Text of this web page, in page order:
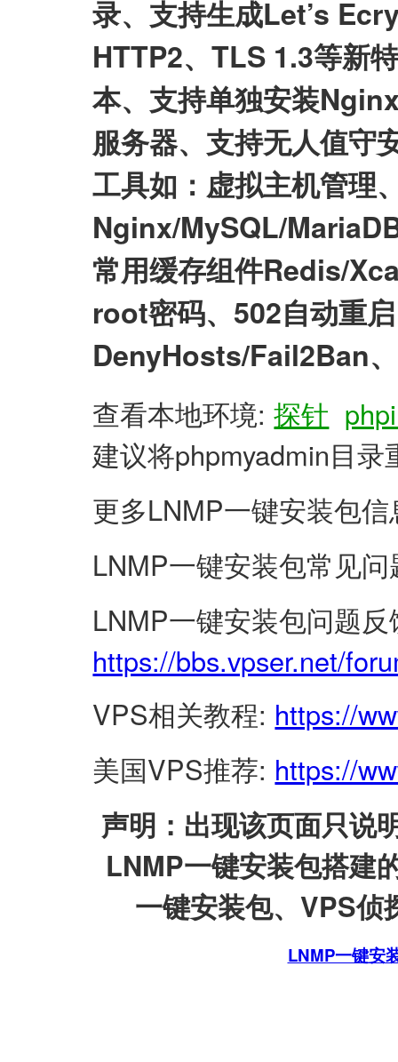
录、支持生成Let’s
HTTP2、TLS 1.3等新
本、支持单独安装
服务器、支持无人值守
工具如：虚拟主机管理
Nginx/MySQL/
常用缓存组件Redis/
root密码、502自动重
DenyHosts/Fail2Ban
查看本地环境:探针
建议将phpmyadmin目
更多LNMP一键安装包
LNMP一键安装包常见
LNMP一键安装包问题
https://bbs.vpser.net/
VPS相关教程: https://
美国VPS推荐: https://
声明：出现该页面只说
LNMP一键安装包搭建
一键安装包、VPS
LNMP一键安